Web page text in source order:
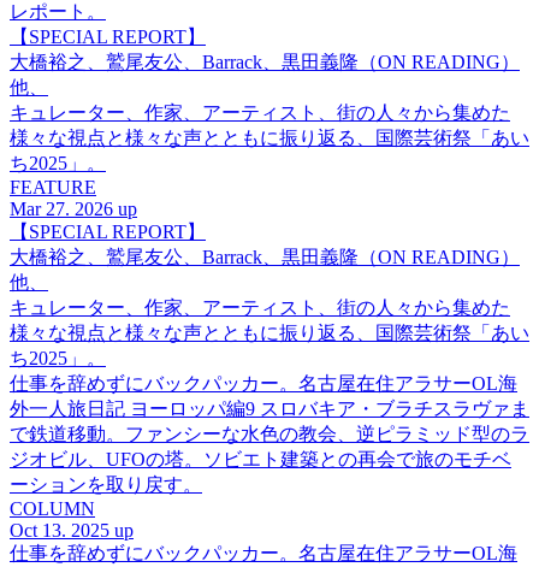
レポート。
【SPECIAL REPORT】
大橋裕之、鷲尾友公、Barrack、黒田義隆（ON READING）
他、
キュレーター、作家、アーティスト、街の人々から集めた
様々な視点と様々な声とともに振り返る、国際芸術祭「あい
ち2025」。
FEATURE
Mar 27. 2026 up
【SPECIAL REPORT】
大橋裕之、鷲尾友公、Barrack、黒田義隆（ON READING）
他、
キュレーター、作家、アーティスト、街の人々から集めた
様々な視点と様々な声とともに振り返る、国際芸術祭「あい
ち2025」。
仕事を辞めずにバックパッカー。名古屋在住アラサーOL海
外一人旅日記 ヨーロッパ編9 スロバキア・ブラチスラヴァま
で鉄道移動。ファンシーな水色の教会、逆ピラミッド型のラ
ジオビル、UFOの塔。ソビエト建築との再会で旅のモチベ
ーションを取り戻す。
COLUMN
Oct 13. 2025 up
仕事を辞めずにバックパッカー。名古屋在住アラサーOL海